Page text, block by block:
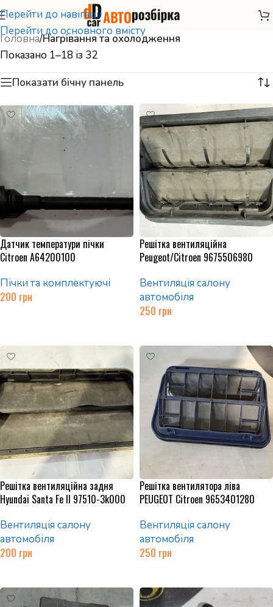
Перейти до навігації
Перейти до основного вмісту
Головна/Нагрівання та охолодження
Показано 1–18 із 32
Показати бічну панель
Датчик температури пічки
Citroen A64200100
Пічки та комплектуючі
200 грн
Решітка вентиляційна
Peugeot/Citroen 9675506980
Вентиляція салону
автомобіля
250 грн
Решітка вентиляційна задня
Hyundai Santa Fe II 97510-3k000
Вентиляція салону
автомобіля
200 грн
Решітка вентилятора ліва
PEUGEOT Citroen 9653401280
Вентиляція салону
автомобіля
250 грн